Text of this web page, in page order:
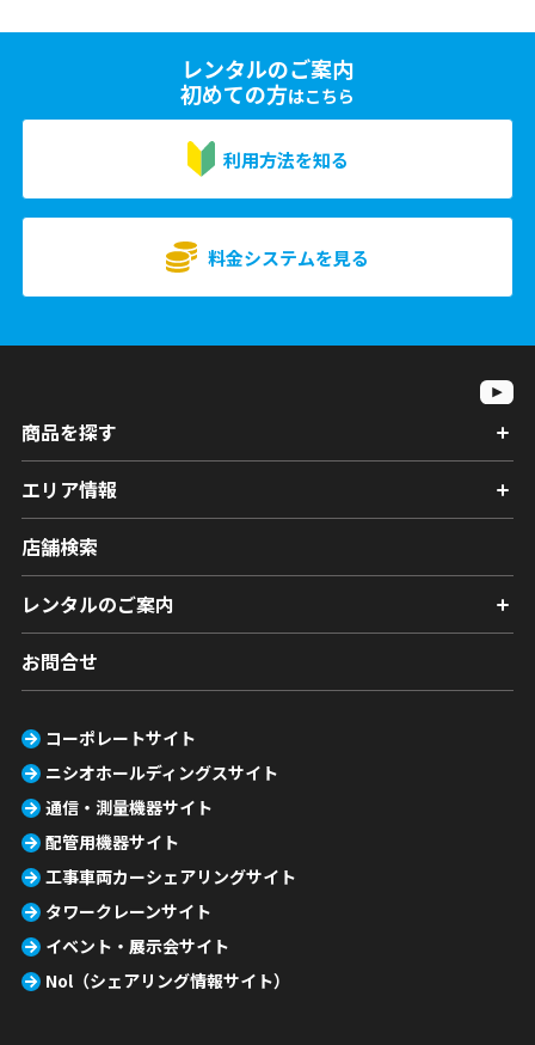
レンタルのご案内
初めての方はこちら
利用方法を知る
料金システムを見る
商品を探す
エリア情報
店舗検索
レンタルのご案内
お問合せ
コーポレートサイト
ニシオホールディングスサイト
通信・測量機器サイト
配管用機器サイト
工事車両カーシェアリングサイト
タワークレーンサイト
イベント・展示会サイト
Nol（シェアリング情報サイト）